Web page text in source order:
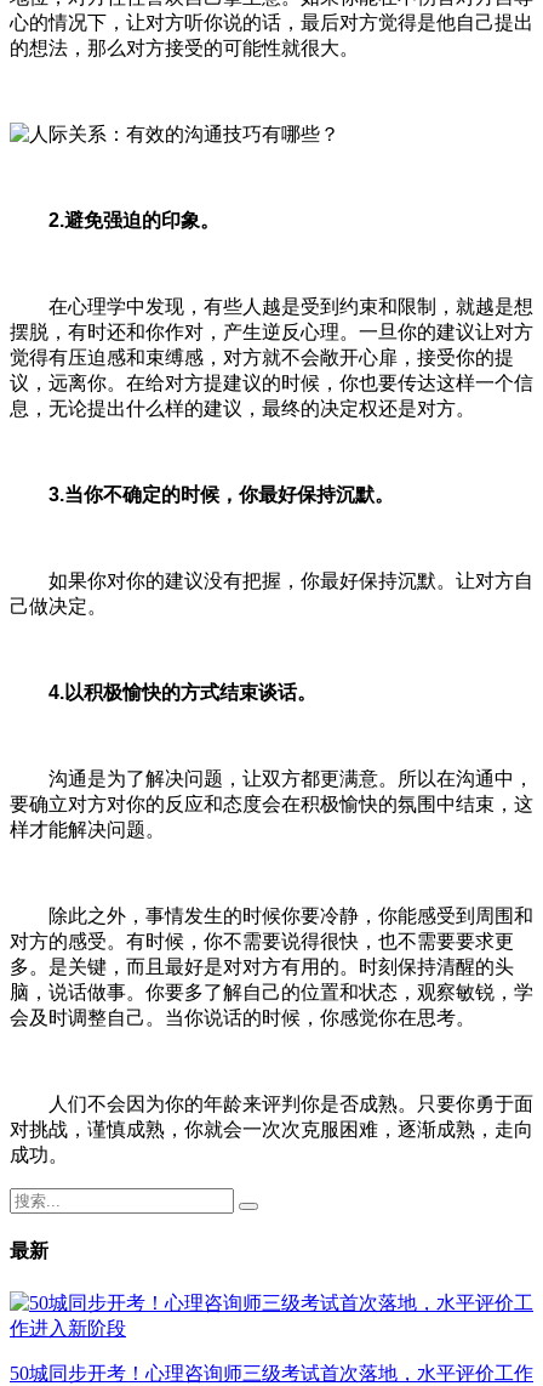
心的情况下，让对方听你说的话，最后对方觉得是他自己提出
的想法，那么对方接受的可能性就很大。
2.避免强迫的印象。
在心理学中发现，有些人越是受到约束和限制，就越是想
摆脱，有时还和你作对，产生逆反心理。一旦你的建议让对方
觉得有压迫感和束缚感，对方就不会敞开心扉，接受你的提
议，远离你。在给对方提建议的时候，你也要传达这样一个信
息，无论提出什么样的建议，最终的决定权还是对方。
3.当你不确定的时候，你最好保持沉默。
如果你对你的建议没有把握，你最好保持沉默。让对方自
己做决定。
4.以积极愉快的方式结束谈话。
沟通是为了解决问题，让双方都更满意。所以在沟通中，
要确立对方对你的反应和态度会在积极愉快的氛围中结束，这
样才能解决问题。
除此之外，事情发生的时候你要冷静，你能感受到周围和
对方的感受。有时候，你不需要说得很快，也不需要要求更
多。是关键，而且最好是对对方有用的。时刻保持清醒的头
脑，说话做事。你要多了解自己的位置和状态，观察敏锐，学
会及时调整自己。当你说话的时候，你感觉你在思考。
人们不会因为你的年龄来评判你是否成熟。只要你勇于面
对挑战，谨慎成熟，你就会一次次克服困难，逐渐成熟，走向
成功。
最新
50城同步开考！心理咨询师三级考试首次落地，水平评价工作